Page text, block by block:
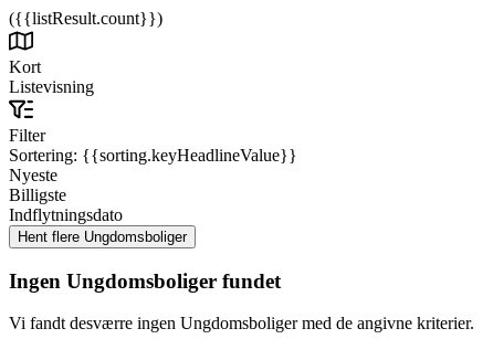
({{listResult.count}})
Kort
Listevisning
Filter
Sortering: {{sorting.keyHeadlineValue}}
Nyeste
Billigste
Indflytningsdato
Ingen Ungdomsboliger fundet
Vi fandt desværre ingen Ungdomsboliger med de angivne kriterier.